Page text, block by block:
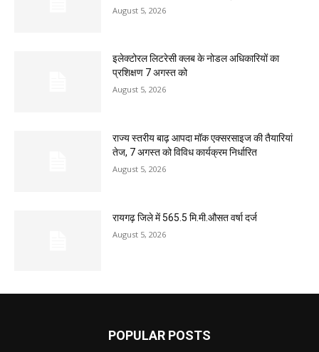
August 5, 2026
इलेक्टोरल लिटरेसी क्लब के नोडल अधिकारियों का
प्रशिक्षण 7 अगस्त को
August 5, 2026
राज्य स्तरीय बाढ़ आपदा मॉक एक्सरसाइज की तैयारियां
तेज, 7 अगस्त को विविध कार्यक्रम निर्धारित
August 5, 2026
रायगढ़ जिले में 565.5 मि.मी.औसत वर्षा दर्ज
August 5, 2026
POPULAR POSTS